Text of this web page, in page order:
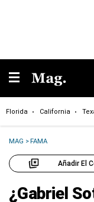
Florida California
MAG >FAMA
Añadir El
¿Gabriel